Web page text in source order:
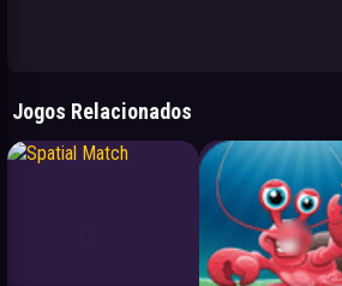
Jogos Relacionados